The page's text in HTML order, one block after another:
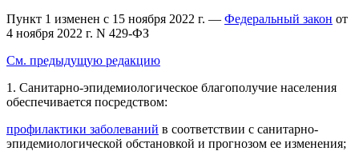
Пункт 1 изменен с 15 ноября 2022 г. — Федеральный закон от
4 ноября 2022 г. N 429-ФЗ
См. предыдущую редакцию
1. Санитарно-эпидемиологическое благополучие населения
обеспечивается посредством:
профилактики заболеваний в соответствии с санитарно-
эпидемиологической обстановкой и прогнозом ее изменения;